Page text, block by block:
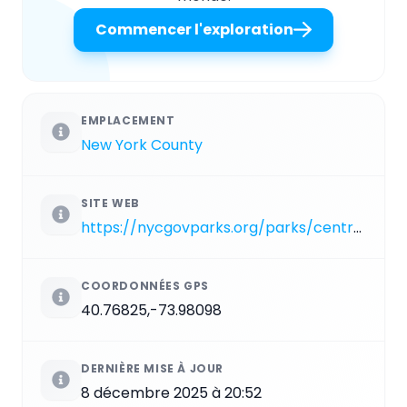
Commencer l'exploration
EMPLACEMENT
New York County
SITE WEB
https://nycgovparks.org/parks/central-park/monuments/966
COORDONNÉES GPS
40.76825,-73.98098
DERNIÈRE MISE À JOUR
8 décembre 2025 à 20:52